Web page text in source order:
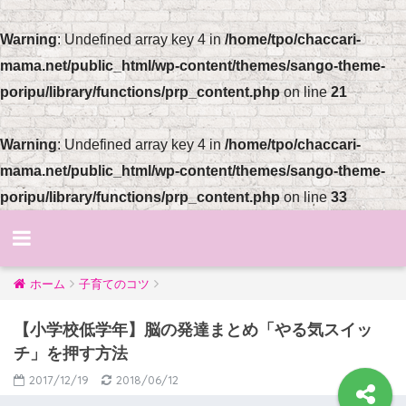
Warning: Undefined array key 4 in/home/tpo/chaccari-
mama.net/public_html/wp-content/themes/sango-theme-
poripu/library/functions/prp_content.phpon line21
Warning: Undefined array key 4 in/home/tpo/chaccari-
mama.net/public_html/wp-content/themes/sango-theme-
poripu/library/functions/prp_content.phpon line33
ホーム 子育てのコツ
【小学校低学年】脳の発達まとめ「やる気スイッ
チ」を押す方法
2017/12/19 2018/06/12